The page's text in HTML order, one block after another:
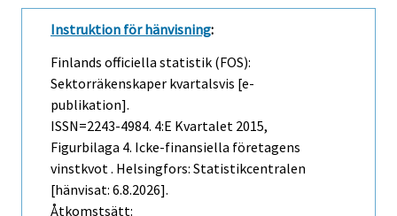
Instruktion för hänvisning:
Finlands officiella statistik (FOS):
Sektorräkenskaper kvartalsvis [e-
publikation].
ISSN=2243-4984. 4:e Kvartalet 2015,
Figurbilaga 4. Icke-finansiella företagens
vinstkvot . Helsingfors: Statistikcentralen
[hänvisat: 6.8.2026].
Åtkomstsätt: